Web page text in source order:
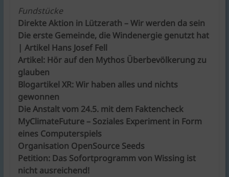
Fundstücke
Direkte Aktion in Lützerath – Wir werden da sein
Die erste Gemeinde, die Windenergie genutzt hat
| Artikel Hans Josef Fell
Artikel: Hör auf den Mythos Überbevölkerung zu
glauben
Blogartikel XR: Wir haben alles und nichts
gewonnen
Die Anstalt vom 24.5. mit dem Faktencheck
MyClimateFuture – Soziales Experiment in Form
eines Computerspiels
Organisation OpenSource Seeds
Petition: Das Sofortprogramm von Wissing ist
nicht ausreichend!